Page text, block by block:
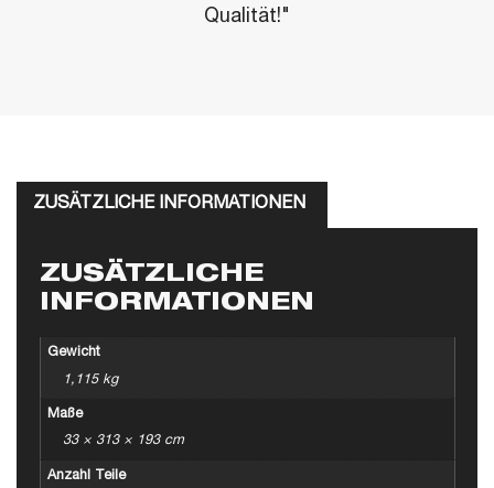
Qualität!"
ZUSÄTZLICHE INFORMATIONEN
ZUSÄTZLICHE
INFORMATIONEN
Gewicht
1,115 kg
Maße
33 × 313 × 193 cm
Anzahl Teile